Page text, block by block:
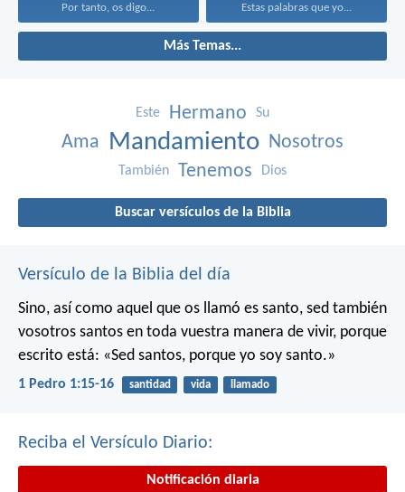
Por tanto, os digo... Estas palabras que yo...
Más Temas...
Este Hermano Su
Ama Mandamiento Nosotros
También Tenemos Dios
Buscar versículos de la Biblia
Versículo de la Biblia del día
Sino, así como aquel que os llamó es santo, sed también
vosotros santos en toda vuestra manera de vivir, porque
escrito está: «Sed santos, porque yo soy santo.»
1 Pedro 1:15-16 santidad vida llamado
Reciba el Versículo Diario:
Notificación diaria